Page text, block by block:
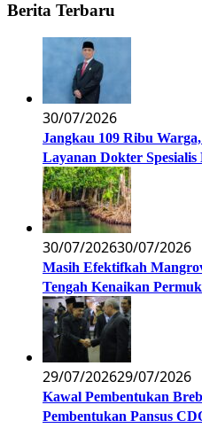
Berita Terbaru
30/07/2026
Jangkau 109 Ribu
Layanan Dokter
30/07/202630/07/2026
Masih Efektifkah
Tengah Kenaikan
29/07/202629/07/2026
Kawal Pembentukan
Pembentukan Pansus